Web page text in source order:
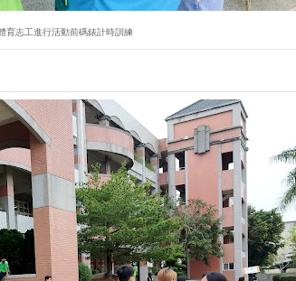
育志工進行活動前碼錶計時訓練